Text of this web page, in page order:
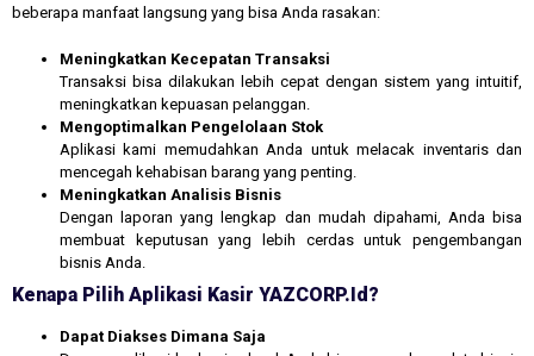
beberapa manfaat langsung yang bisa Anda rasakan:
Meningkatkan Kecepatan Transaksi
Transaksi bisa dilakukan lebih cepat dengan sistem yang intuitif,
meningkatkan kepuasan pelanggan.
Mengoptimalkan Pengelolaan Stok
Aplikasi kami memudahkan Anda untuk melacak inventaris dan
mencegah kehabisan barang yang penting.
Meningkatkan Analisis Bisnis
Dengan laporan yang lengkap dan mudah dipahami, Anda bisa
membuat keputusan yang lebih cerdas untuk pengembangan
bisnis Anda.
Kenapa Pilih Aplikasi Kasir YAZCORP.id?
Dapat Diakses Dimana Saja